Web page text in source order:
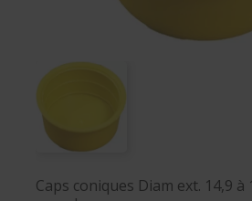
Caps coniques Diam ext. 14,9 à